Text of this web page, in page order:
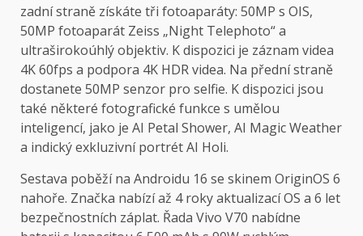
zadní straně získáte tři fotoaparáty: 50MP s OIS,
50MP fotoaparát Zeiss „Night Telephoto“ a
ultraširokoúhlý objektiv. K dispozici je záznam videa
4K 60fps a podpora 4K HDR videa. Na přední straně
dostanete 50MP senzor pro selfie. K dispozici jsou
také některé fotografické funkce s umělou
inteligencí, jako je AI Petal Shower, AI Magic Weather
a indický exkluzivní portrét AI Holi.
Sestava poběží na Androidu 16 se skinem OriginOS 6
nahoře. Značka nabízí až 4 roky aktualizací OS a 6 let
bezpečnostních záplat. Řada Vivo V70 nabídne